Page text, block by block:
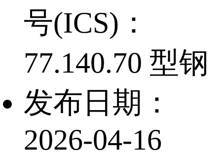
号(ICS)：
77.140.70 型钢
发布日期：
2026-04-16